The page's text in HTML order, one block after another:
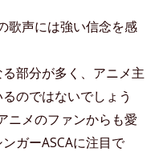
歌声には強い信念を感
部分が多く、アニメ主
のではないでしょう
ニメのファンからも愛
ガーASCAに注目で